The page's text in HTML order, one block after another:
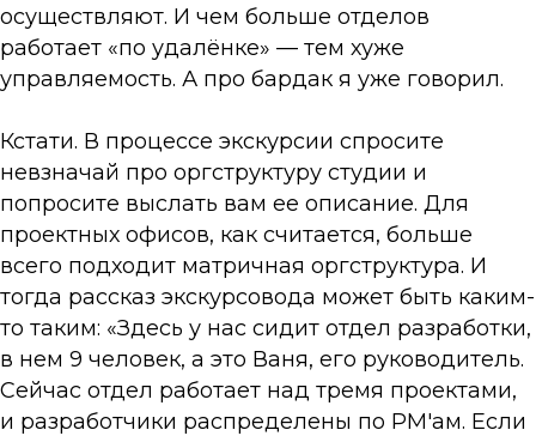
осуществляют. И чем больше отделов
работает «по удалёнке» — тем хуже
управляемость. А про бардак я уже говорил.
Кстати. В процессе экскурсии спросите
невзначай про оргструктуру студии и
попросите выслать вам ее описание. Для
проектных офисов, как считается, больше
всего подходит матричная оргструктура. И
тогда рассказ экскурсовода может быть каким-
то таким: «Здесь у нас сидит отдел разработки,
в нем 9 человек, а это Ваня, его руководитель.
Сейчас отдел работает над тремя проектами,
и разработчики распределены по PM'ам. Если